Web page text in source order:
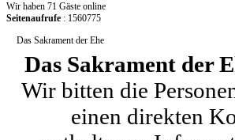
Wir haben 71 Gäste online
Seitenaufrufe : 1560775
Das Sakrament der Ehe
Das Sakrament der
Wir bitten die
einen direkten